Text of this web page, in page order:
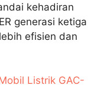
kehadiran
generasi ketiga
efisien dan
Listrik GAC-